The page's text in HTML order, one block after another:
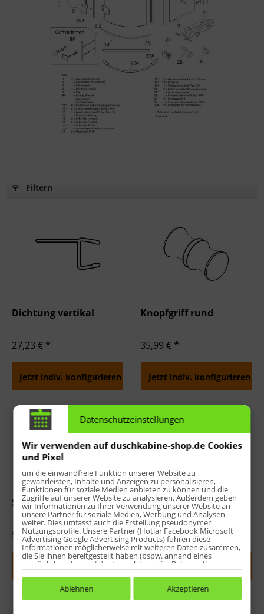
Filtern
Dichtung vertikal
27,23 € *
Jetzt indiv. konfigurieren
Knopfgriff rund
35,99 € *
Jetzt indiv. konfigurieren
Stabibügel
51,32 € *
Jetzt indiv. konfigurieren
Wasserleiste inkl.
Endkappen
50,17 € *
Jetzt indiv. konfigurieren
Datenschutzeinstellungen
Wir verwenden auf duschkabine-shop.de Cookies
und Pixel
um die einwandfreie Funktion unserer Website zu
gewährleisten, Inhalte und Anzeigen zu personalisieren,
Funktionen für soziale Medien anbieten zu können und die
Zugriffe auf unserer Website zu analysieren. Außerdem geben
wir Informationen zu Ihrer Verwendung unserer Website an
unsere Partner für soziale Medien, Werbung und Analysen
weiter. Dies umfasst auch die Erstellung pseudonymer
Nutzungsprofile. Unsere Partner (Hotjar Facebook Microsoft
Advertising Google Advertising Products) führen diese
Informationen möglicherweise mit weiteren Daten zusammen,
die Sie ihnen bereitgestellt haben (bspw. anhand eines
persönlichen Accounts) oder welche sie im Rahmen Ihrer
Nutzung der Dienste gesammelt haben (bspw. Nutzungsdaten
anderer Geräte). Ihre Einwilligung zur Nutzung von Cookies
und Pixeln können Sie jederzeit widerrufen, indem Sie auf den
Datenschutz-Button links unten klicken und dort die
Ablehnen Akzeptieren